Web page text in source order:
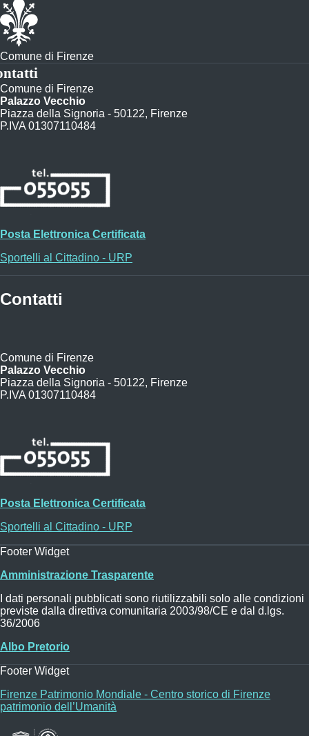
Comune di Firenze
Comune di Firenze
Palazzo Vecchio
Piazza della Signoria - 50122, Firenze
P.IVA 01307110484
Posta Elettronica Certificata
Sportelli al Cittadino - URP
Contatti
Comune di Firenze
Palazzo Vecchio
Piazza della Signoria - 50122, Firenze
P.IVA 01307110484
Posta Elettronica Certificata
Sportelli al Cittadino - URP
Footer Widget
Amministrazione Trasparente
I dati personali pubblicati sono riutilizzabili solo alle condizioni
previste dalla direttiva comunitaria 2003/98/CE e dal d.lgs.
36/2006
Albo Pretorio
Footer Widget
Firenze Patrimonio Mondiale - Centro storico di Firenze
patrimonio dell’Umanità